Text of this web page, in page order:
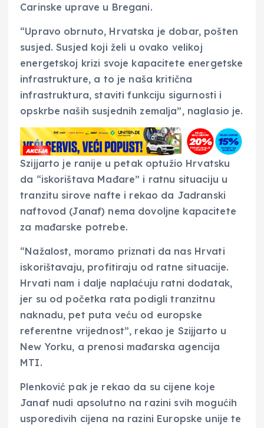
Carinske uprave u Bregani.
“Upravo obrnuto, Hrvatska je dobar, pošten
susjed. Susjed koji želi u ovako velikoj
energetskoj krizi svoje kapacitete energetske
infrastrukture, a to je naša kritična
infrastruktura, staviti funkciju sigurnosti i
opskrbe naših susjednih zemalja”, naglasio je.
Szijjarto je ranije u petak optužio Hrvatsku
da “iskorištava Mađare” i ratnu situaciju u
tranzitu sirove nafte i rekao da Jadranski
naftovod (Janaf) nema dovoljne kapacitete
za mađarske potrebe.
“Nažalost, moramo priznati da nas Hrvati
iskorištavaju, profitiraju od ratne situacije.
Hrvati nam i dalje naplaćuju ratni dodatak,
jer su od početka rata podigli tranzitnu
naknadu, pet puta veću od europske
referentne vrijednost”, rekao je Szijjarto u
New Yorku, a prenosi mađarska agencija
MTI.
Plenković pak je rekao da su cijene koje
Janaf nudi apsolutno na razini svih mogućih
usporedivih cijena na razini Europske unije te